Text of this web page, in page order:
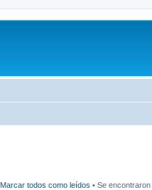
Marcar todos como leídos • Se